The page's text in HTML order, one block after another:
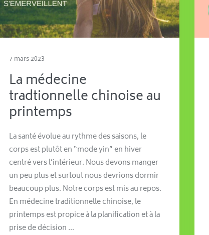
7 mars 2023
La médecine
tradtionnelle chinoise au
printemps
La santé évolue au rythme des saisons, le
corps est plutôt en “mode yin” en hiver
centré vers l’intérieur. Nous devons manger
un peu plus et surtout nous devrions dormir
beaucoup plus. Notre corps est mis au repos.
En médecine traditionnelle chinoise, le
printemps est propice à la planification et à la
prise de décision …